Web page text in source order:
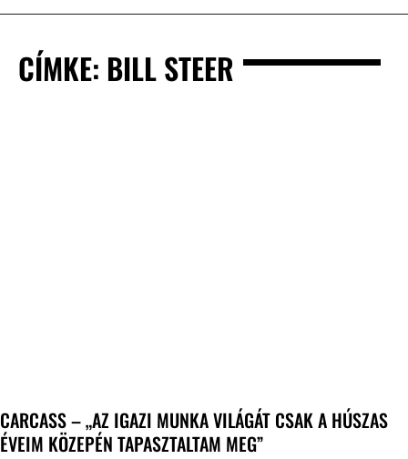
CÍMKE: BILL STEER
CARCASS – „AZ IGAZI MUNKA VILÁGÁT CSAK A HÚSZAS
ÉVEIM KÖZEPÉN TAPASZTALTAM MEG”